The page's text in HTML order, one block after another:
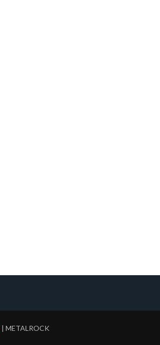
| METALROCK